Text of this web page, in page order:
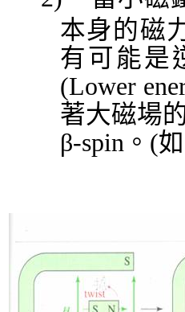
本身的磁
有可能是
(Lower
著大磁場
β-spin 。 (